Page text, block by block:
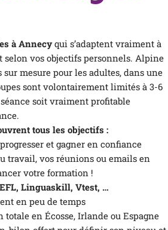
à Annecyqui s’adaptent vraiment à
vos objectifs personnels. Alpine
mesure pour les adultes, dans une
sont volontairement limités à 3-6
soit vraiment profitable
tous les objectifs :
et gagner en confiance
travail, vos réunions ou emails en
votre formation !
Linguaskill, Vtest, …
en peu de temps
en Écosse, Irlande ou Espagne